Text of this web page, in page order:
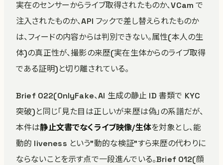
実在のセンサーからライブ取得されたものか、VCam で
注入されたものか、API フックで差し替えられたものか
は、フィードの内容からは判別できない。属性(本人の生
体)の真正性が、撮影の来歴(実在生体からのライブ取得
である証明)と切り離されている。
Brief 022(OnlyFake、AI 生成の静止 ID 書類で KYC
突破)と同じ「見た目は正しいが来歴は偽」の系譜だが、
本件は静止文書でなくライブ映像/生体を対象とし、能
動的 liveness という”動的な検証”すら来歴の代わりに
ならないことを示す点で一段進んでいる。Brief 012(顔